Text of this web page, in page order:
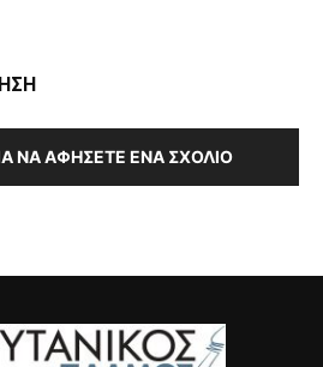
ΝΑ ΑΦΉΣΕΤΕ ΈΝΑ ΣΧΌΛΙΟ